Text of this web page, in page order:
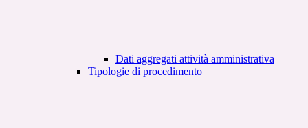
Dati aggregati attività amministrativa
Tipologie di procedimento